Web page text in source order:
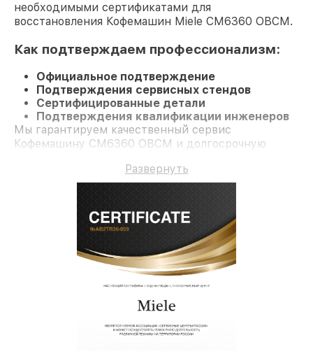
необходимыми сертификатами для
восстановления Кофемашин Miele CM6360 OBCM.
Как подтверждаем профессионализм:
Официальное подтверждение
Подтверждения сервисных стендов
Сертифицированные детали
Подтверждения квалификации инженеров
Мы гарантируем качественный сервис
Кофемашину CM6360 OBCM и долгосрочную
Развернуть